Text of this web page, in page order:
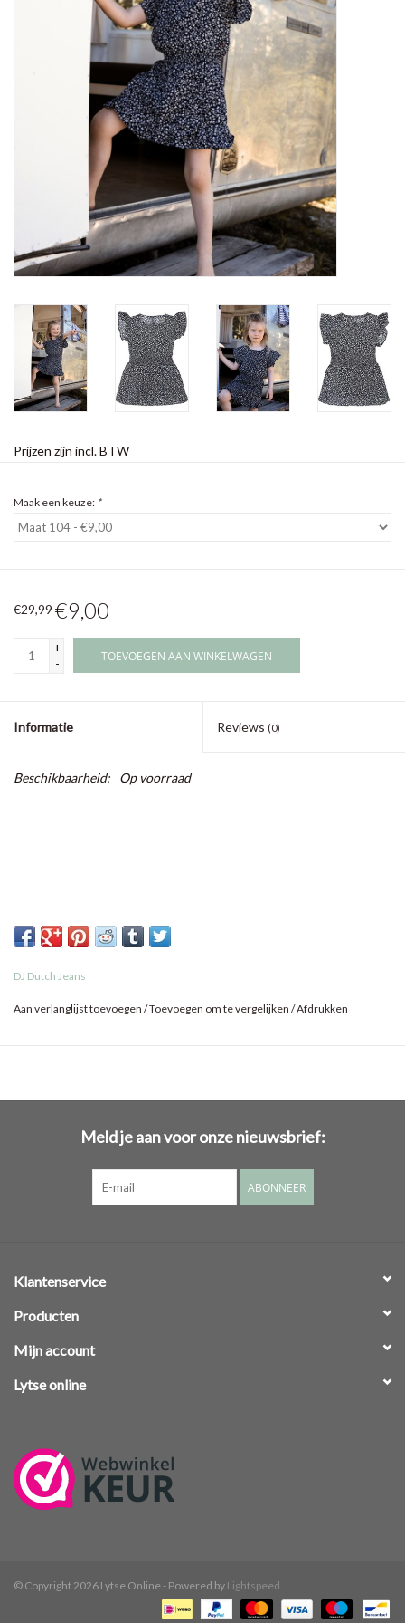
Prijzen zijn incl. BTW
Maak een keuze: *
€29,99€9,00
+
-
TOEVOEGEN AAN WINKELWAGEN
Informatie Reviews (0)
Beschikbaarheid: Op voorraad
DJ Dutch Jeans
Aan verlanglijst toevoegen /Toevoegen om te vergelijken /Afdrukken
Meld je aan voor onze nieuwsbrief:
ABONNEER
Klantenservice
Producten
Mijn account
Lytse online
© Copyright 2026 Lytse Online - Powered by Lightspeed